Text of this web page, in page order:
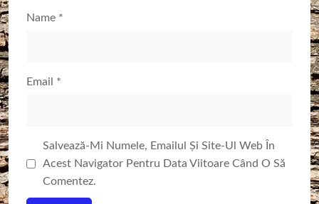
Name *
Email *
Salvează-Mi Numele, Emailul Și Site-Ul Web În
Acest Navigator Pentru Data Viitoare Când O Să
Comentez.